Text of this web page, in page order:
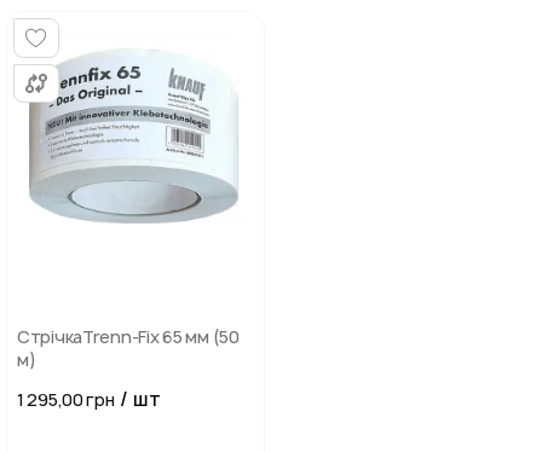
СтрічкаTrenn-Fix 65 мм (50
м)
1 295,00 грн / шт